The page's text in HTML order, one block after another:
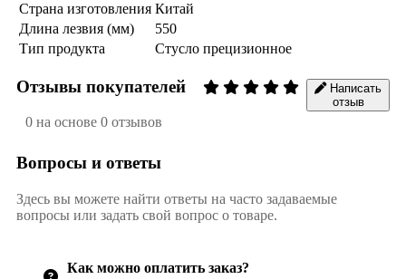
Страна изготовления Китай
Длина лезвия (мм)
550
Тип продукта
Стусло прецизионное
Отзывы покупателей
0 на основе 0 отзывов
Написать
отзыв
Вопросы и ответы
Здесь вы можете найти ответы на часто задаваемые
вопросы или задать свой вопрос о товаре.
Как можно оплатить заказ?